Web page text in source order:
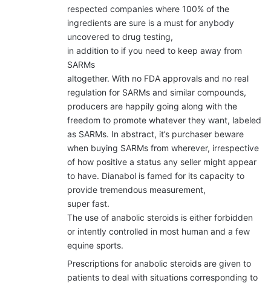
:
respected companies where 100% of the
ingredients are sure is a must for anybody
uncovered to drug testing,
in addition to if you need to keep away from
SARMs
altogether. With no FDA approvals and no real
regulation for SARMs and similar compounds,
producers are happily going along with the
freedom to promote whatever they want, labeled
as SARMs. In abstract, it’s purchaser beware
when buying SARMs from wherever, irrespective
of how positive a status any seller might appear
to have. Dianabol is famed for its capacity to
provide tremendous measurement,
super fast.
The use of anabolic steroids is either forbidden
or intently controlled in most human and a few
equine sports.
Prescriptions for anabolic steroids are given to
patients to deal with situations corresponding to